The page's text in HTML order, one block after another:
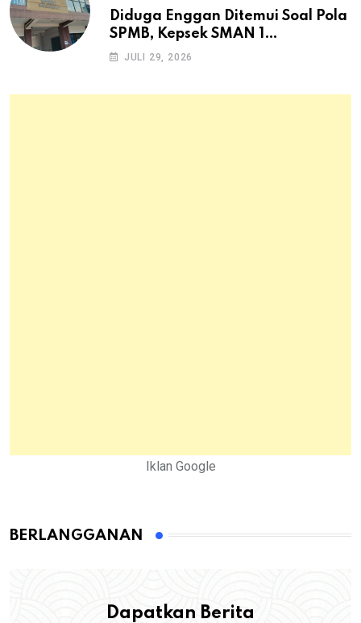
Diduga Enggan Ditemui Soal Pola
SPMB, Kepsek SMAN 1
Dayeuhkolot Dikeluhkan Orang
JULI 29, 2026
Iklan Google
BERLANGGANAN
Dapatkan Berita